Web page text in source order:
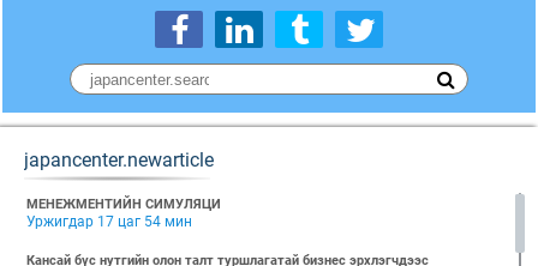
japancenter.newarticle
МЕНЕЖМЕНТИЙН СИМУЛЯЦИ
Уржигдар 17 цаг 54 мин
Кансай бүс нутгийн олон талт туршлагатай бизнес эрхлэгчдээс